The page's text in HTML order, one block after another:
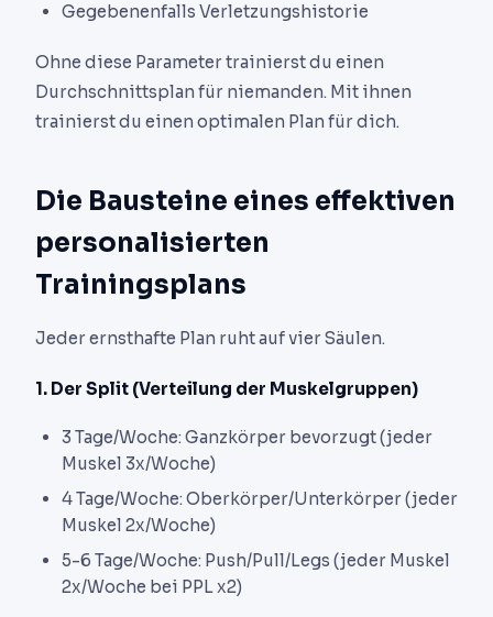
Gegebenenfalls Verletzungshistorie
Ohne diese Parameter trainierst du einen
Durchschnittsplan für niemanden. Mit ihnen
trainierst du einen optimalen Plan für dich.
Die Bausteine eines effektiven
personalisierten
Trainingsplans
Jeder ernsthafte Plan ruht auf vier Säulen.
1. Der Split (Verteilung der Muskelgruppen)
3 Tage/Woche: Ganzkörper bevorzugt (jeder
Muskel 3x/Woche)
4 Tage/Woche: Oberkörper/Unterkörper (jeder
Muskel 2x/Woche)
5-6 Tage/Woche: Push/Pull/Legs (jeder Muskel
2x/Woche bei PPL x2)